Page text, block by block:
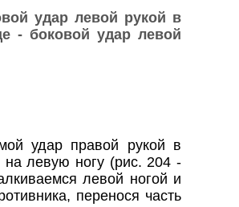
удар левой рукой в
- боковой удар левой
удар правой рукой в
на левую ногу (рис. 204 -
левой ногой и
перенося часть